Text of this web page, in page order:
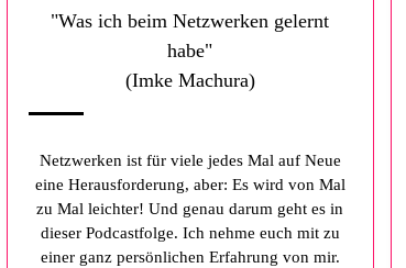
"Was ich beim Netzwerken gelernt
habe"
(Imke Machura)
Netzwerken ist für viele jedes Mal auf Neue
eine Herausforderung, aber: Es wird von Mal
zu Mal leichter! Und genau darum geht es in
dieser Podcastfolge. Ich nehme euch mit zu
einer ganz persönlichen Erfahrung von mir.